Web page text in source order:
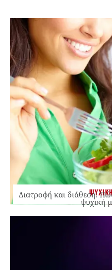
Διατροφή και διάθεση:
ψυχική